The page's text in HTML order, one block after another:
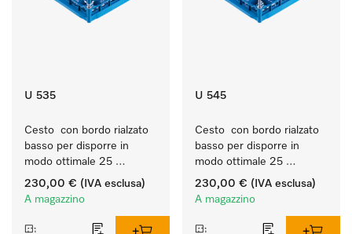
U 535
Cesto  con bordo rialzato
basso per disporre in
modo ottimale 25
bicchieri fino a 20 cm.
230,00 € (IVA esclusa)
A magazzino
U 545
Cesto  con bordo rialzato
basso per disporre in
modo ottimale 25
bicchieri fino a 23 cm.
230,00 € (IVA esclusa)
A magazzino